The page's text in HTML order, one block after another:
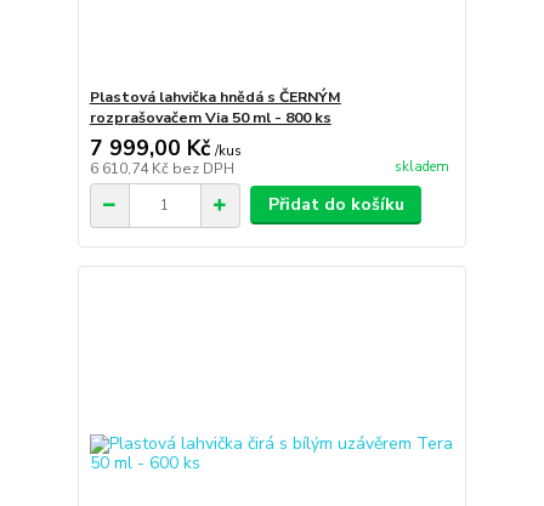
Plastová lahvička hnědá s ČERNÝM
rozprašovačem Via 50 ml - 800 ks
7 999,00 Kč /kus
6 610,74 Kč bez DPH skladem
Přidat do košíku